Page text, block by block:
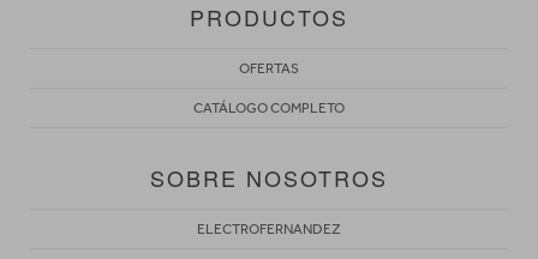
PRODUCTOS
OFERTAS
CATÁLOGO COMPLETO
SOBRE NOSOTROS
ELECTROFERNANDEZ